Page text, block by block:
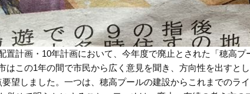
置計画・10年計画において、今年度で廃止とされた「穂高
はこの1年の間で市民から広く意見を聞き、方向性を出すと
要望しました。一つは、穂高プールの建設からこれまでのラ